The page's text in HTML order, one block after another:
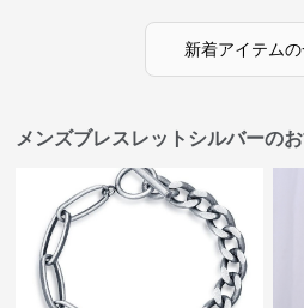
新着アイテム
メンズブレスレットシルバーの